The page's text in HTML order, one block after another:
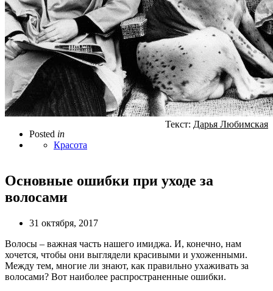
Posted in
Красота
Текст: Дарья Любимская
Основные ошибки при уходе за
волосами
31 октября, 2017
Волосы – важная часть нашего имиджа. И, конечно, нам
хочется, чтобы они выглядели красивыми и ухоженными.
Между тем, многие ли знают, как правильно ухаживать за
волосами? Вот наиболее распространенные ошибки.